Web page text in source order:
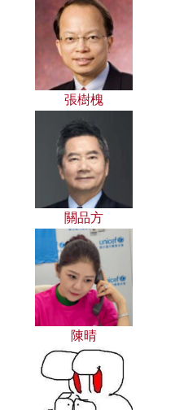
張樹槐
關品方
陳晴